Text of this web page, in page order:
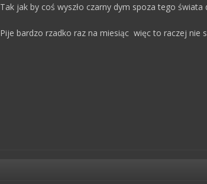
Tak jak by coś wyszło czarny dym spoza tego świata
Pije bardzo rzadko raz na miesiąc więc to raczej nie